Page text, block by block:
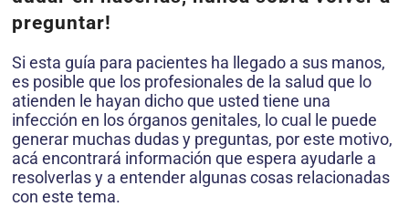
preguntar!
Si esta guía para pacientes ha llegado a sus manos,
es posible que los profesionales de la salud que lo
atienden le hayan dicho que usted tiene una
infección en los órganos genitales, lo cual le puede
generar muchas dudas y preguntas, por este motivo,
acá encontrará información que espera ayudarle a
resolverlas y a entender algunas cosas relacionadas
con este tema.